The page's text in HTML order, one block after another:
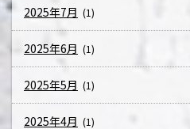
2025年7月 (1)
2025年6月 (1)
2025年5月 (1)
2025年4月 (1)